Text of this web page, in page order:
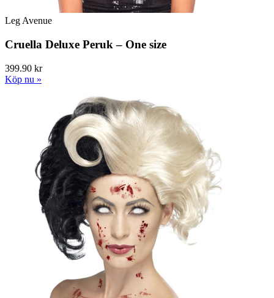
Leg Avenue
Cruella Deluxe Peruk – One size
399.90 kr
Köp nu »